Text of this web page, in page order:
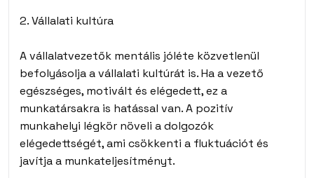
2. Vállalati kultúra
A vállalatvezetők mentális jóléte közvetlenül
befolyásolja a vállalati kultúrát is. Ha a vezető
egészséges, motivált és elégedett, ez a
munkatársakra is hatással van. A pozitív
munkahelyi légkör növeli a dolgozók
elégedettségét, ami csökkenti a fluktuációt és
javítja a munkateljesítményt.